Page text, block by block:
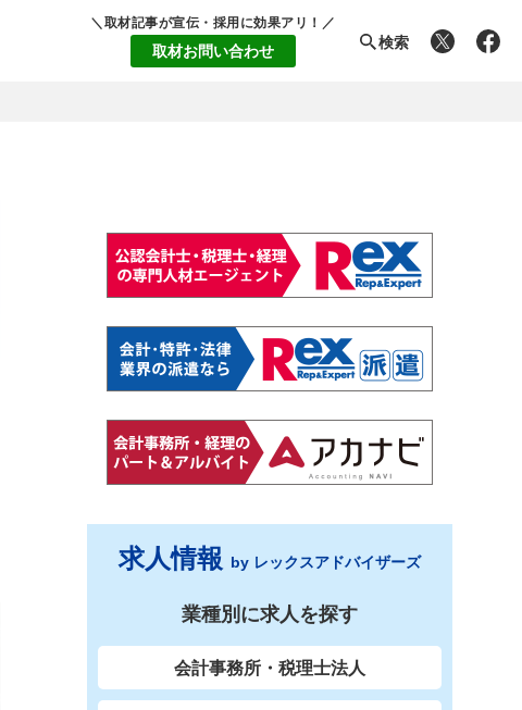
＼取材記事が宣伝・採用に効果アリ！／
取材お問い合わせ 検索
求人情報 by レックスアドバイザーズ
業種別に求人を探す
会計事務所・税理士法人